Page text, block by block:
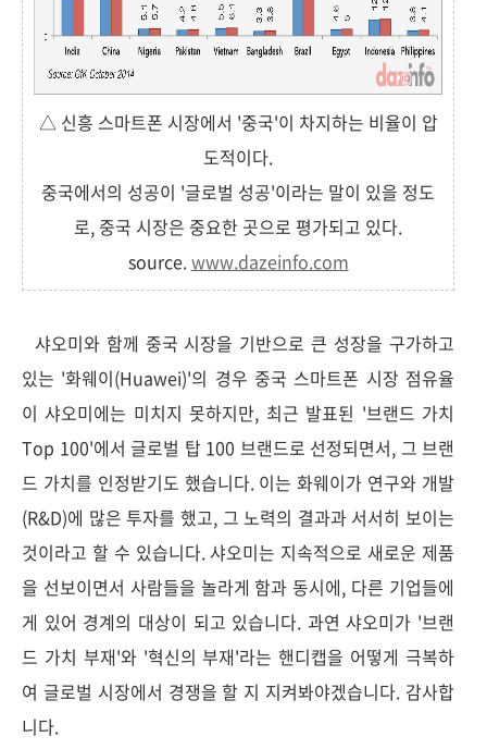
△ 신흥 스마트폰 시장에서 '중국'이 차지하는 비율이 압
도적이다.
중국에서의 성공이 '글로벌 성공'이라는 말이 있을 정도
로, 중국 시장은 중요한 곳으로 평가되고 있다.
source.www.dazeinfo.com
샤오미와 함께 중국 시장을 기반으로 큰 성장을 구가하고
있는 '화웨이(Huawei)'의 경우 중국 스마트폰 시장 점유율
이 샤오미에는 미치지 못하지만, 최근 발표된 '브랜드 가치
Top 100'에서 글로벌 탑 100 브랜드로 선정되면서, 그 브랜
드 가치를 인정받기도 했습니다. 이는 화웨이가 연구와 개발
(R&D)에 많은 투자를 했고, 그 노력의 결과과 서서히 보이는
것이라고 할 수 있습니다. 샤오미는 지속적으로 새로운 제품
을 선보이면서 사람들을 놀라게 함과 동시에, 다른 기업들에
게 있어 경계의 대상이 되고 있습니다. 과연 샤오미가 '브랜
드 가치 부재'와 '혁신의 부재'라는 핸디캡을 어떻게 극복하
여 글로벌 시장에서 경쟁을 할 지 지켜봐야겠습니다. 감사합
니다.